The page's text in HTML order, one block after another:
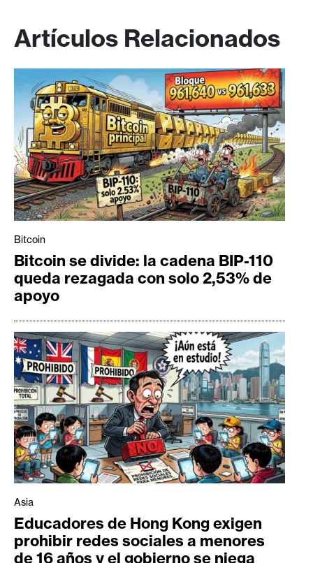
Artículos Relacionados
Bitcoin
Bitcoin se divide: la cadena BIP-110
queda rezagada con solo 2,53% de
apoyo
Asia
Educadores de Hong Kong exigen
prohibir redes sociales a menores
de 16 años y el gobierno se niega